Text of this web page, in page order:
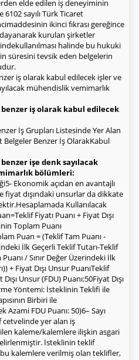
elde edilen iş deneyiminin
sayılı Türk Ticaret
ikinci fıkrası gereğince
kurulan şirketler
halinde bu hukuki
süresini tevsik eden belgelerin
iş olarak kabul edilecek işler ve
mühendislik vemimarlık
benzer iş olarak kabul edilecek
İş Grupları Listesinde Yer Alan
Belgeler Benzer İş OlarakKabul
işe denk sayılacak
bölümleri:
Ekonomik açıdan en avantajlı
dışındaki unsurlar da dikkate
Kullanılacak
Fiyatı Puanı + Fiyat Dışı
Toplam Puanı
Puan = (Teklif Tam Puanı -
İlk Geçerli Teklif Tutarı-Teklif
/ Sınır Değer Üzerindeki İlk
+ Fiyat Dışı Unsur PuanıTeklif
Unsur (FDU) Puanı:50Fiyat Dışı
Yöntemi: İsteklinin Teklifi ile
Birbiri ile
Azami FDU Puanı: 50)6– Sayı
cetvelinde yer alan iş
kaleme/kalemlere ilişkin asgari
İsteklinin teklif
kalemlere verilmiş olan teklifler,